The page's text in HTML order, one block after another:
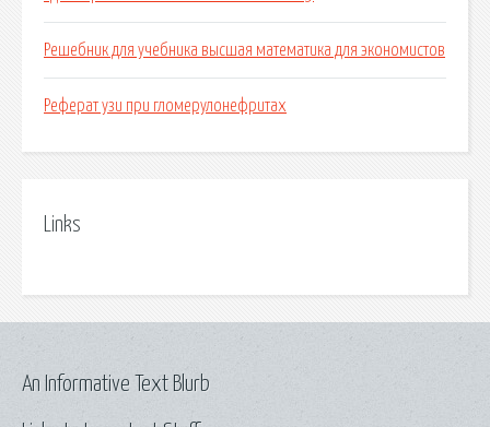
Решебник для учебника высшая математика для экономистов
Реферат узи при гломерулонефритах
Links
An Informative Text Blurb